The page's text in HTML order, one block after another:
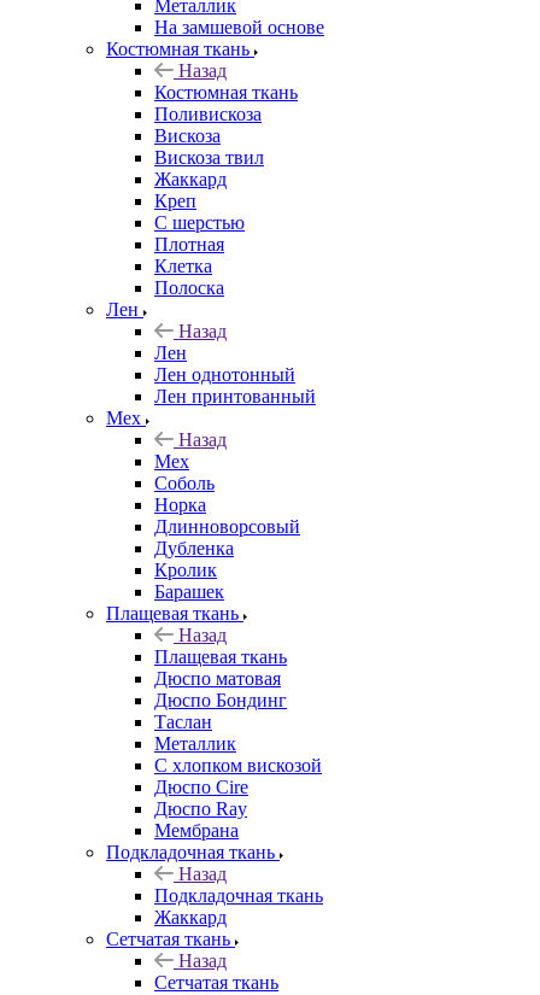
Металлик
На замшевой основе
Костюмная ткань
Назад
Костюмная ткань
Поливискоза
Вискоза
Вискоза твил
Жаккард
Креп
С шерстью
Плотная
Клетка
Полоска
Лен
Назад
Лен
Лен однотонный
Лен принтованный
Мех
Назад
Мех
Соболь
Норка
Длинноворсовый
Дубленка
Кролик
Барашек
Плащевая ткань
Назад
Плащевая ткань
Дюспо матовая
Дюспо Бондинг
Таслан
Металлик
С хлопком вискозой
Дюспо Cire
Дюспо Ray
Мембрана
Подкладочная ткань
Назад
Подкладочная ткань
Жаккард
Сетчатая ткань
Назад
Сетчатая ткань